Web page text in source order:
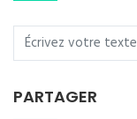
PARTAGER